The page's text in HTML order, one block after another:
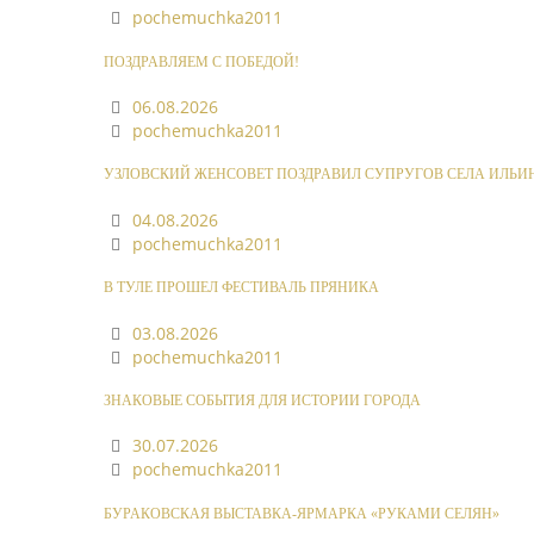
pochemuchka2011
ПОЗДРАВЛЯЕМ С ПОБЕДОЙ!
06.08.2026
pochemuchka2011
УЗЛОВСКИЙ ЖЕНСОВЕТ ПОЗДРАВИЛ СУПРУГОВ СЕЛА
04.08.2026
pochemuchka2011
В ТУЛЕ ПРОШЕЛ ФЕСТИВАЛЬ ПРЯНИКА
03.08.2026
pochemuchka2011
ЗНАКОВЫЕ СОБЫТИЯ ДЛЯ ИСТОРИИ ГОРОДА
30.07.2026
pochemuchka2011
БУРАКОВСКАЯ ВЫСТАВКА-ЯРМАРКА «РУКАМИ СЕЛЯН»